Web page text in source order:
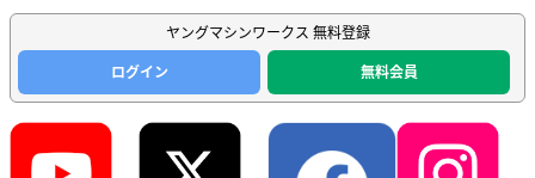
ヤングマシンワークス 無料登録
ログイン
無料会員